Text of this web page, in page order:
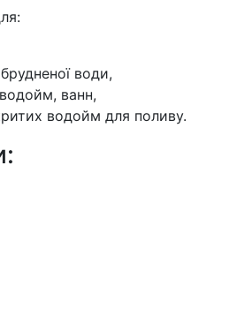
води,
ванн,
водойм для поливу.